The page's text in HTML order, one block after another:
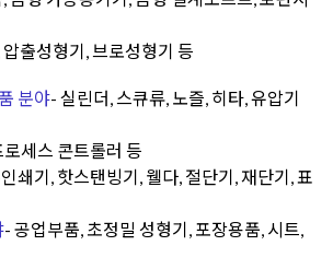
출성형기, 브로성형기 등
분야- 실린더, 스큐류, 노즐, 히타, 유압기
로세스 콘트롤러 등
쇄기, 핫스탠빙기, 웰다, 절단기, 재단기, 표
- 공업부품, 초정밀 성형기, 포장용품, 시트,